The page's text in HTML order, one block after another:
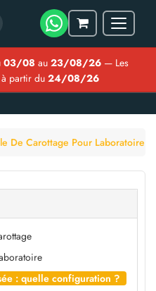
Mon
Menu
03/08 au 23/08/26— Les
partir du 24/08/26
De Carottage Pour Laboratoire
: quelle configuration ?